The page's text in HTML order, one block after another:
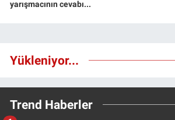
yarışmacının cevabı...
Yükleniyor...
Trend Haberler